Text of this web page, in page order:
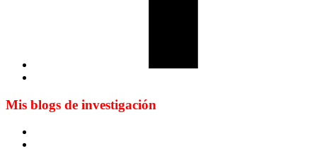
Mis blogs de investigación